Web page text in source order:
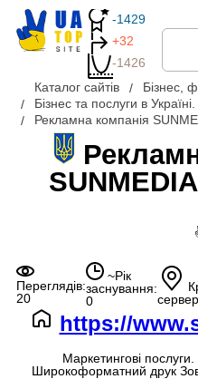
-1429
+32
-1426
Каталог сайтів
Бізнес,
Бізнес та послуги в Україні.
Рекламна компанія
Переглядів:
20
~Рік
заснування:
0
https://
Маркетингові послуги.
Широкоформатний друк